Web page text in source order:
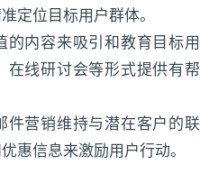
定位目标用户群体。
的内容来吸引和教育目标用
在线研讨会等形式提供有帮
件营销维持与潜在客户的联
惠信息来激励用户行动。